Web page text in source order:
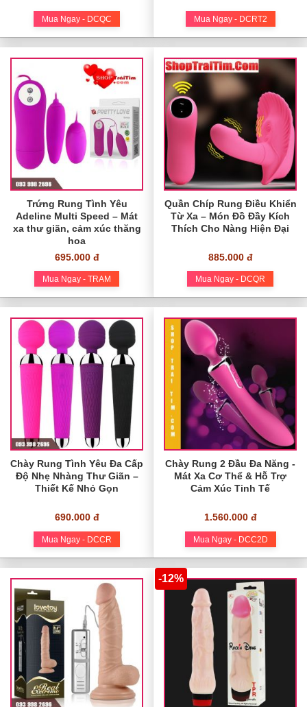
Mua Ngay - DCQC Mua Ngay - DCRT2
Trứng Rung Tình Yêu
Adeline Multi Speed – Mát
xa thư giãn, cảm xúc thăng
hoa
695.000 đ
Mua Ngay - TRAM
Quần Chíp Rung Điều Khiển
Từ Xa – Món Đồ Đầy Kích
Thích Cho Nàng Hiện Đại
885.000 đ
Mua Ngay - DCQR
Chày Rung Tình Yêu Đa Cấp
Độ Nhẹ Nhàng Thư Giãn –
Thiết Kế Nhỏ Gọn
690.000 đ
Mua Ngay - DCCR
Chày Rung 2 Đầu Đa Năng -
Mát Xa Cơ Thể & Hỗ Trợ
Cảm Xúc Tinh Tế
1.560.000 đ
Mua Ngay - DCC2D
-12%